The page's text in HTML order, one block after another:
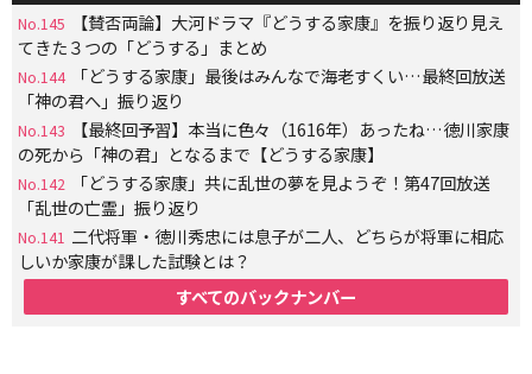
No.145
【賛否両論】大河ドラマ『どうする家康』を振り返り見え
てきた３つの「どうする」まとめ
No.144
「どうする家康」最後はみんなで海老すくい…最終回放送
「神の君へ」振り返り
No.143
【最終回予習】本当に色々（1616年）あったね…徳川家康
の死から「神の君」となるまで【どうする家康】
No.142
「どうする家康」共に乱世の夢を見ようぞ！第47回放送
「乱世の亡霊」振り返り
No.141 二代将軍・徳川秀忠には息子が二人、どちらが将軍に相応
しいか家康が課した試験とは？
すべてのバックナンバー